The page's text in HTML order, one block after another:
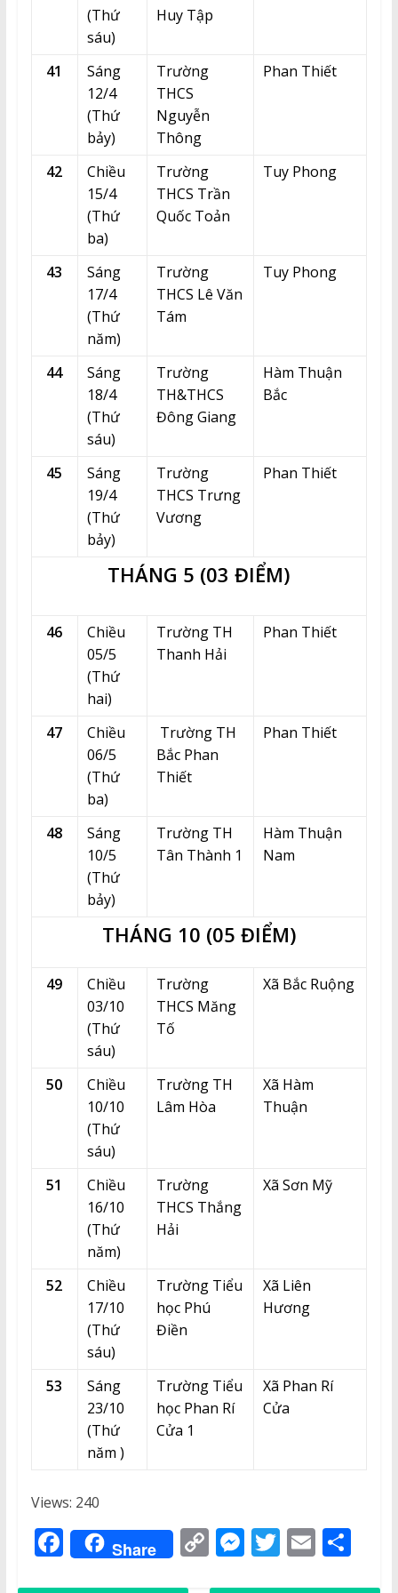
(Thứ
sáu)
Huy Tập
41
Sáng
12/4
(Thứ
bảy)
Trường
THCS
Nguyễn
Thông
Phan Thiết
42
Chiều
15/4
(Thứ
ba)
Trường
THCS Trần
Quốc Toản
Tuy Phong
43
Sáng
17/4
(Thứ
năm)
Trường
THCS Lê Văn
Tám
Tuy Phong
44
Sáng
18/4
(Thứ
sáu)
Trường
TH&THCS
Đông Giang
Hàm Thuận
Bắc
45
Sáng
19/4
(Thứ
bảy)
Trường
THCS Trưng
Vương
Phan Thiết
THÁNG 5 (03 ĐIỂM)
46
Chiều
05/5
(Thứ
hai)
Trường TH
Thanh Hải
Phan Thiết
47
Chiều
06/5
(Thứ
ba)
Trường TH
Bắc Phan
Thiết
Phan Thiết
48
Sáng
10/5
(Thứ
bảy)
Trường TH
Tân Thành 1
Hàm Thuận
Nam
THÁNG 10 (05 ĐIỂM)
49
Chiều
03/10
(Thứ
sáu)
Trường
THCS Măng
Tố
Xã Bắc Ruộng
50
Chiều
10/10
(Thứ
sáu)
Trường TH
Lâm Hòa
Xã Hàm
Thuận
51
Chiều
16/10
(Thứ
năm)
Trường
THCS Thắng
Hải
Xã Sơn Mỹ
52
Chiều
17/10
(Thứ
sáu)
Trường Tiểu
học Phú
Điền
Xã Liên
Hương
53
Sáng
23/10
(Thứ
năm )
Trường Tiểu
học Phan Rí
Cửa 1
Xã Phan Rí
Cửa
Views: 240
F
a
Share C M T E S